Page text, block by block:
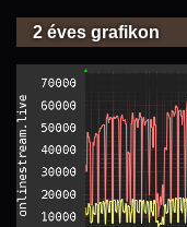
2 éves grafikon